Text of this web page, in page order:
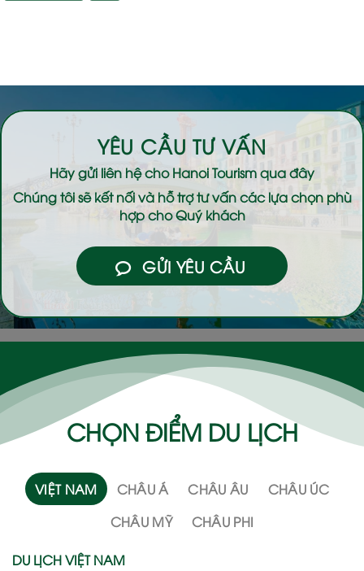
YÊU CẦU TƯ VẤN
Hãy gửi liên hệ choHanoi Tourismqua đây
Chúng tôi sẽ kết nối và hỗ trợ tư vấn các lựa chọn phù
hợp cho Quý khách
GỬI YÊU CẦU
CHỌN ĐIỂM DU LỊCH
VIỆT NAM CHÂU Á CHÂU ÂU
CHÂU ÚC
CHÂU MỸ
CHÂU PHI
DU LỊCH VIỆT NAM